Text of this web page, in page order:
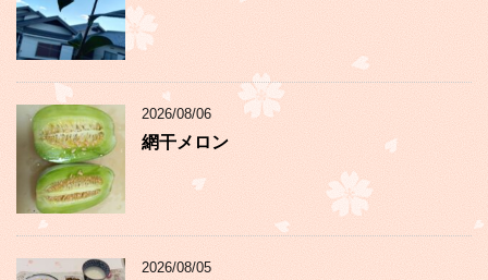
2026/08/06
網干メロン
2026/08/05